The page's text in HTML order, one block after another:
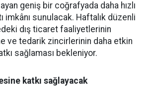
geniş bir coğrafyada daha hızlı
imkânı sunulacak. Haftalık düzenli
dış ticaret faaliyetlerinin
ve tedarik zincirlerinin daha etkin
sağlaması bekleniyor.
katkı sağlayacak